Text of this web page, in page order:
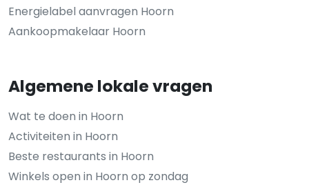
Energielabel aanvragen Hoorn
Aankoopmakelaar Hoorn
Algemene lokale vragen
Wat te doen in Hoorn
Activiteiten in Hoorn
Beste restaurants in Hoorn
Winkels open in Hoorn op zondag